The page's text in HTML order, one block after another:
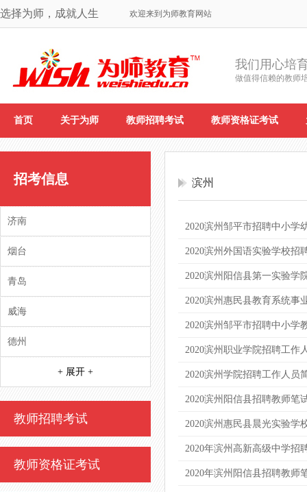
选择为师，成就人生 欢迎来到为师教育网站
我们用心培
做值得信赖的教师
首页 关于为师 教师招聘考试 教师资格证考试
招考信息
济南
烟台
青岛
威海
德州
+ 展开 +
教师招聘考试
教师资格证考试
滨州
2020滨州邹平市招聘中小学
2020滨州外国语实验学校招
2020滨州阳信县第一实验学
2020滨州惠民县教育系统事
2020滨州邹平市招聘中小学
2020滨州职业学院招聘工作
2020滨州学院招聘工作人员
2020滨州阳信县招聘教师笔
2020滨州惠民县晨光实验学
2020年滨州高新高级中学招
2020年滨州阳信县招聘教师